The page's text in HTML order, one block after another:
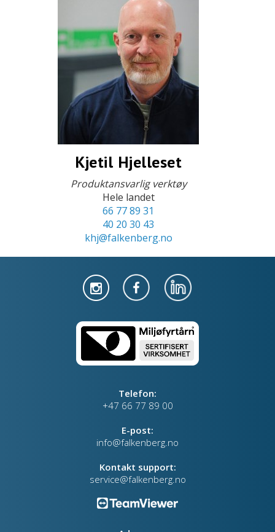
Kjetil Hjelleset
Produktansvarlig verktøy
Hele landet
66 77 89 31
40 20 30 43
khj@falkenberg.no
Telefon:
+47 66 77 89 00
E-post:
info@falkenberg.no
Kontakt support:
service@falkenberg.no